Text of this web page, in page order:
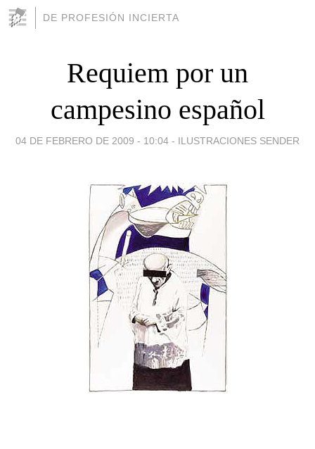
DE PROFESIÓN INCIERTA
Requiem por un
campesino español
04 DE FEBRERO DE 2009 - 10:04 - ILUSTRACIONES SENDER